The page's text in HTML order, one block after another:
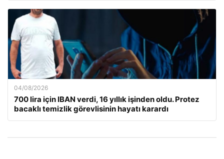
04/08/2026
700 lira için IBAN verdi, 16 yıllık işinden oldu. Protez
bacaklı temizlik görevlisinin hayatı karardı